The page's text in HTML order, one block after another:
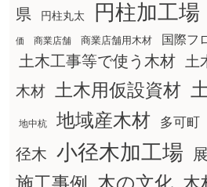
県
円柱丸太 円柱加工場
価 商業店舗 商業店舗用木材 国際フ
土木工事等で使う木材
土
木材
土木用仮設資材
地中杭 地域産木材 多可町
径木 小径木加工場